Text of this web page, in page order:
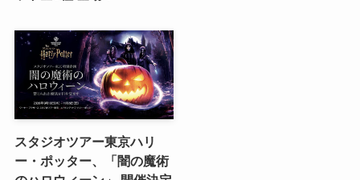
スタジオツアー東京ハリ
ー・ポッター、「闇の魔術